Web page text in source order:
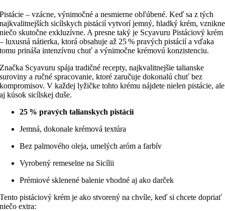
Pistácie – vzácne, výnimočné a nesmierne obľúbené. Keď sa z tých
najkvalitnejších sicílskych pistácií vytvorí jemný, hladký krém, vznikne
niečo skutočne exkluzívne. A presne taký je Scyavuru Pistáciový krém
– luxusná nátierka, ktorá obsahuje až 25 % pravých pistácií a vďaka
tomu prináša intenzívnu chuť a výnimočne krémovú konzistenciu.
Značka Scyavuru spája tradičné recepty, najkvalitnejšie talianske
suroviny a ručné spracovanie, ktoré zaručuje dokonalú chuť bez
kompromisov. V každej lyžičke tohto krému nájdete nielen pistácie, ale
aj kúsok sicílskej duše.
25 % pravých talianskych pistácií
Jemná, dokonale krémová textúra
Bez palmového oleja, umelých aróm a farbív
Vyrobený remeselne na Sicílii
Prémiové sklenené balenie vhodné aj ako darček
Tento pistáciový krém je ako stvorený na chvíle, keď si chcete dopriať
niečo extra: